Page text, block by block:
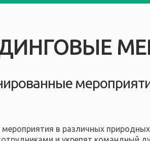
в различных